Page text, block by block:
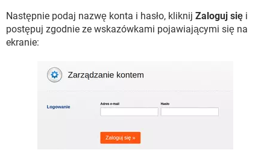
Następnie podaj nazwę konta i hasło, kliknij Zaloguj się i
postępuj zgodnie ze wskazówkami pojawiającymi się na
ekranie: